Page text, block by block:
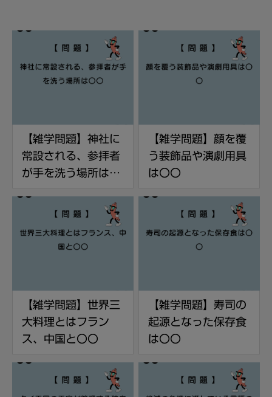
【雑学問題】神社に
常設される、参拝者
が手を洗う場所は〇
【雑学問題】顔を覆
う装飾品や演劇用具
は〇〇
【雑学問題】世界三
大料理とはフラン
ス、中国と〇〇
【雑学問題】寿司の
起源となった保存食
は〇〇